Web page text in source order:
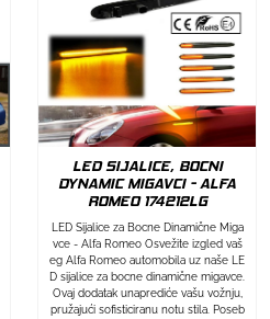
LED SIJALICE, BOCNI
DYNAMIC MIGAVCI - ALFA
ROMEO 174212LG
LED Sijalice za Bocne Dinamične Miga
vce - Alfa Romeo Osvežite izgled vaš
eg Alfa Romeo automobila uz naše LE
D sijalice za bocne dinamične migavce.
Ovaj dodatak unaprediće vašu vožnju,
pružajući sofisticiranu notu stila. Poseb